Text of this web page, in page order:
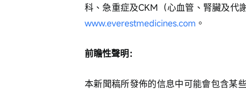
科、急重症及CKM（心血管、腎臟及代
www.everestmedicines.com 。
前瞻性聲明：
本新聞稿所發佈的信息中可能會包含某